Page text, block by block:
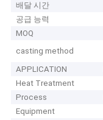
배달 시간
공급 능력
MOQ
casting method
APPLICATION
Heat Treatment
Process
Equipment